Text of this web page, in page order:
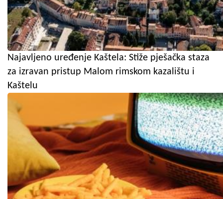
Najavljeno uređenje Kaštela: Stiže pješačka staza
za izravan pristup Malom rimskom kazalištu i
Kaštelu